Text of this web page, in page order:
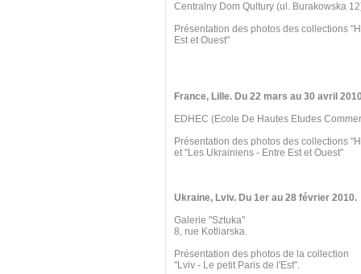
Centralny Dom Qultury (ul. Burakowska
Présentation des photos des collections
Est et Ouest"
France, Lille. Du 22 mars au 30 avril
EDHEC (Ecole De Hautes Etudes
Présentation des photos des collections
et "Les Ukrainiens - Entre Est et Ouest"
Ukraine, Lviv. Du 1er au 28 février 2010.
Galerie "Sztuka"
8, rue Kotliarska.
Présentation des photos de la collection
"Lviv - Le petit Paris de l'Est".